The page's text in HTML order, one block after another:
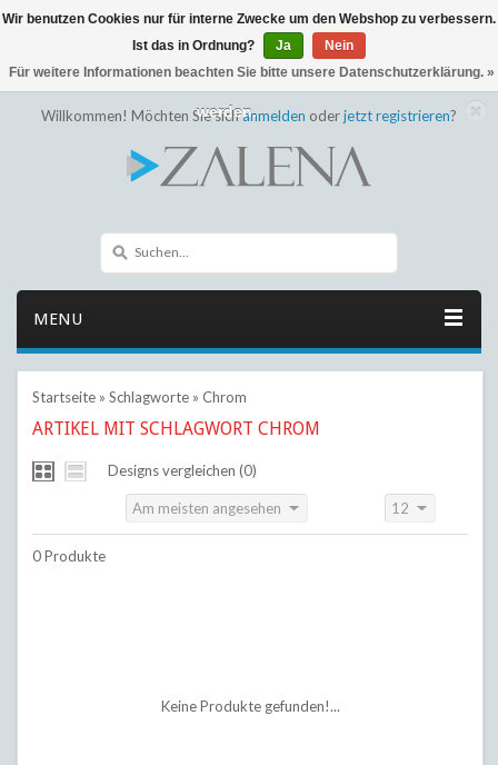
Willkommen! Möchten Sie sichanmelden oderjetzt registrieren?
MENU
Startseite» Schlagworte» Chrom
ARTIKEL MIT SCHLAGWORT CHROM
Designs vergleichen (0)
Am meisten angesehen 12
0 Produkte
Keine Produkte gefunden!...
Wir benutzen Cookies nur für interne Zwecke um den Webshop zu verbessern.
Ist das in Ordnung?
Ja
Nein
Für weitere Informationen beachten Sie bitte unsere Datenschutzerklärung. »
← Zurück zum BackofficeDieser Shop befindet sich im Aufbau
Eventuell können nicht alle Bestellungen eingehalten oder erfüllt
werden.